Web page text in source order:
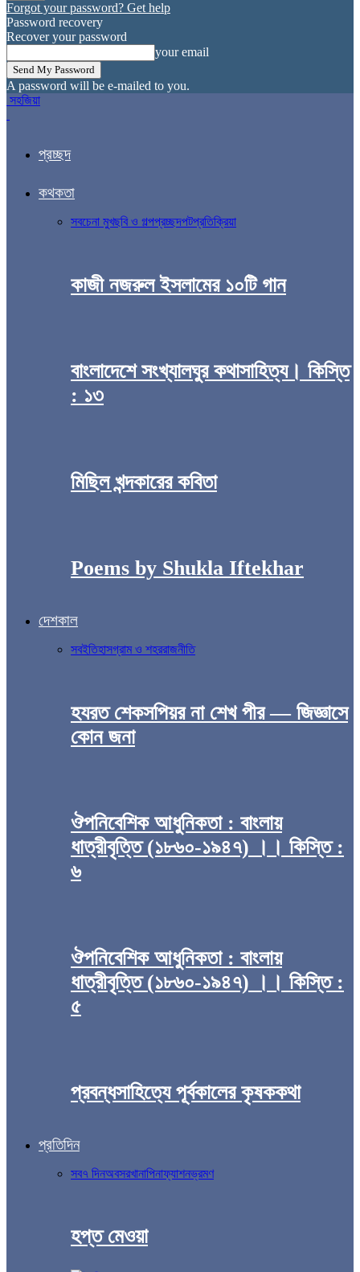
Forgot your password? Get help
Password recovery
Recover your password
your email
A password will be e-mailed to you.
সহজিয়া
প্রচ্ছদ
কথকতা
সবচেনা মুখছবি ও গল্পপ্রচ্ছদপটপ্রতিক্রিয়া
কাজী নজরুল ইসলামের ১০টি গান
বাংলাদেশে সংখ্যালঘুর কথাসাহিত্য। কিস্তি
: ১৩
মিছিল খন্দকারের কবিতা
Poems by Shukla Iftekhar
দেশকাল
সবইতিহাসগ্রাম ও শহররাজনীতি
হযরত শেকসপিয়র না শেখ পীর — জিজ্ঞাসে
কোন জনা
ঔপনিবেশিক আধুনিকতা : বাংলায়
ধাত্রীবৃত্তি (১৮৬০-১৯৪৭) ।। কিস্তি :
৬
ঔপনিবেশিক আধুনিকতা : বাংলায়
ধাত্রীবৃত্তি (১৮৬০-১৯৪৭) ।। কিস্তি :
৫
প্রবন্ধসাহিত্যে পূর্বকালের কৃষককথা
প্রতিদিন
সব৭ দিনঅবসরখানাপিনাফ্যাশনভ্রমণ
হপ্ত মেওয়া